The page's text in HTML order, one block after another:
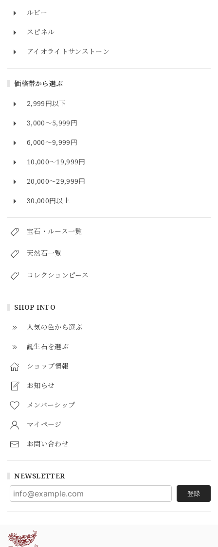
ルビー
スピネル
アイオライトサンストーン
価格帯から選ぶ
2,999円以下
3,000～5,999円
6,000～9,999円
10,000～19,999円
20,000～29,999円
30,000円以上
宝石・ルース一覧
天然石一覧
コレクションピース
SHOP INFO
人気の色から選ぶ
誕生石を選ぶ
ショップ情報
お知らせ
メンバーシップ
マイページ
お問い合わせ
NEWSLETTER
登録